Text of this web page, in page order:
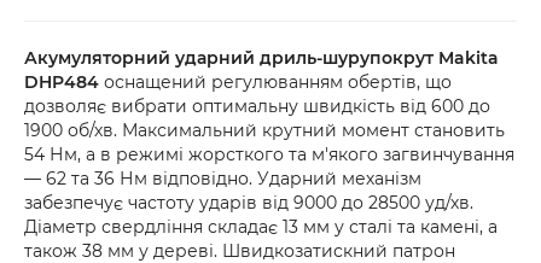
Акумуляторний ударний дриль-шурупокрут Makita
DHP484 оснащений регулюванням обертів, що
дозволяє вибрати оптимальну швидкість від 600 до
1900 об/хв. Максимальний крутний момент становить
54 Нм, а в режимі жорсткого та м'якого загвинчування
— 62 та 36 Нм відповідно. Ударний механізм
забезпечує частоту ударів від 9000 до 28500 уд/хв.
Діаметр свердління складає 13 мм у сталі та камені, а
також 38 мм у дереві. Швидкозатискний патрон